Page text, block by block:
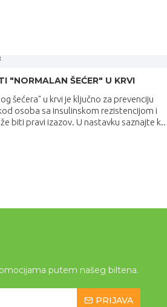
"NORMALAN ŠEĆER" U KRVI
šećera" u krvi je ključno za prevenciju
osoba sa insulinskom rezistencijom i
biti pravi izazov. U nastavku saznajte k..
putem našeg biltena.
PRIJAVA